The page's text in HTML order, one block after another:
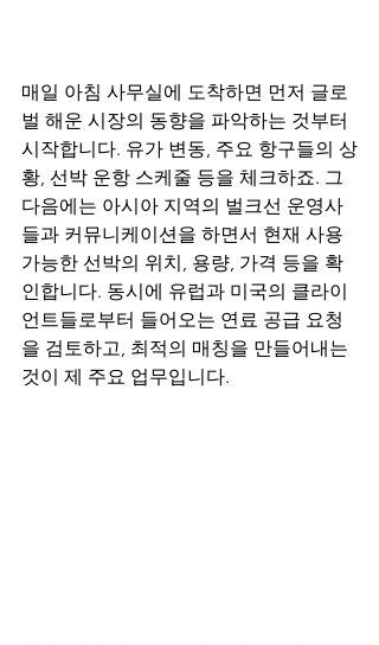
매일 아침 사무실에 도착하면 먼저 글로
벌 해운 시장의 동향을 파악하는 것부터
시작합니다. 유가 변동, 주요 항구들의 상
황, 선박 운항 스케줄 등을 체크하죠. 그
다음에는 아시아 지역의 벌크선 운영사
들과 커뮤니케이션을 하면서 현재 사용
가능한 선박의 위치, 용량, 가격 등을 확
인합니다. 동시에 유럽과 미국의 클라이
언트들로부터 들어오는 연료 공급 요청
을 검토하고, 최적의 매칭을 만들어내는
것이 제 주요 업무입니다.